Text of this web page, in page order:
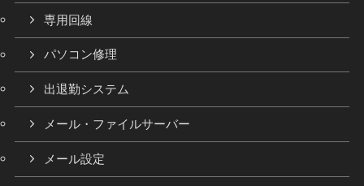
専用回線
パソコン修理
出退勤システム
メール・ファイルサーバー
メール設定